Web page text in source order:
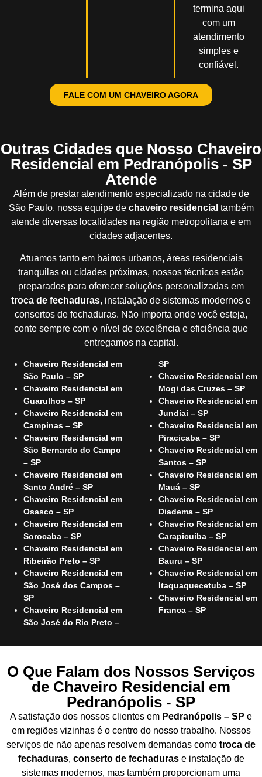
termina aqui
com um
atendimento
simples e
confiável.
FALE COM UM CHAVEIRO AGORA
Outras Cidades que Nosso Chaveiro
Residencial em Pedranópolis - SP
Atende
Além de prestar atendimento especializado na cidade de
São Paulo, nossa equipe de chaveiro residencial também
atende diversas localidades na região metropolitana e em
cidades adjacentes.
Atuamos tanto em bairros urbanos, áreas residenciais
tranquilas ou cidades próximas, nossos técnicos estão
preparados para oferecer soluções personalizadas em
troca de fechaduras, instalação de sistemas modernos e
consertos de fechaduras. Não importa onde você esteja,
conte sempre com o nível de excelência e eficiência que
entregamos na capital.
Chaveiro Residencial em
São Paulo – SP
Chaveiro Residencial em
Guarulhos – SP
Chaveiro Residencial em
Campinas – SP
Chaveiro Residencial em
São Bernardo do Campo
– SP
Chaveiro Residencial em
Santo André – SP
Chaveiro Residencial em
Osasco – SP
Chaveiro Residencial em
Sorocaba – SP
Chaveiro Residencial em
Ribeirão Preto – SP
Chaveiro Residencial em
São José dos Campos –
SP
Chaveiro Residencial em
São José do Rio Preto –
SP
Chaveiro Residencial em
Mogi das Cruzes – SP
Chaveiro Residencial em
Jundiaí – SP
Chaveiro Residencial em
Piracicaba – SP
Chaveiro Residencial em
Santos – SP
Chaveiro Residencial em
Mauá – SP
Chaveiro Residencial em
Diadema – SP
Chaveiro Residencial em
Carapicuíba – SP
Chaveiro Residencial em
Bauru – SP
Chaveiro Residencial em
Itaquaquecetuba – SP
Chaveiro Residencial em
Franca – SP
O Que Falam dos Nossos Serviços
de Chaveiro Residencial em
Pedranópolis - SP
A satisfação dos nossos clientes em Pedranópolis – SP e
em regiões vizinhas é o centro do nosso trabalho. Nossos
serviços de não apenas resolvem demandas como troca de
fechaduras, conserto de fechadurase instalação de
sistemas modernos, mas também proporcionam uma